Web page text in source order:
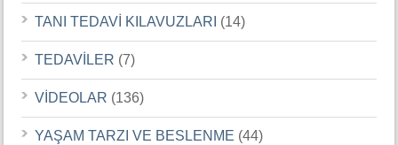
TANI TEDAVİ KILAVUZLARI (14)
TEDAVİLER (7)
VİDEOLAR (136)
YAŞAM TARZI VE BESLENME (44)